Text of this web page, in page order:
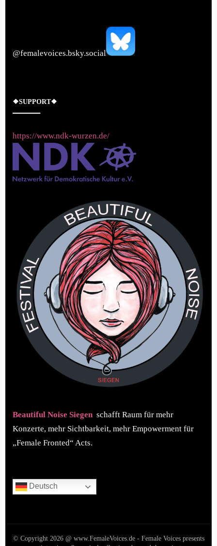
‪@femalevoices.bsky.social‬
❖SUPPORT❖
https://www.ndk-wurzen.de/
Beautiful Noise Siegen schafft Raum für mehr
Konzerte, mehr Sichtbarkeit, mehr Empowerment für
„Female Fronted“ Acts.
Deutsch
© Copyright 2026 @ www.FemaleVoices.de - Female Voices presents